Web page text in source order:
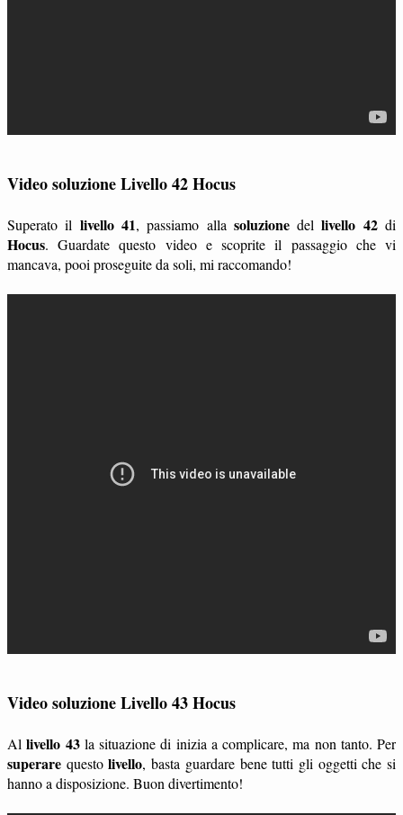
Video soluzione Livello 42 Hocus
Superato il livello 41, passiamo alla soluzionedellivello 42di
Hocus. Guardate questo video e scoprite il passaggio che vi
mancava, pooi proseguite da soli, mi raccomando!
Video soluzione Livello 43 Hocus
Allivello 43la situazione di inizia a complicare, ma non tanto. Per
superare questolivello, basta guardare bene tutti gli oggetti che si
hanno a disposizione. Buon divertimento!